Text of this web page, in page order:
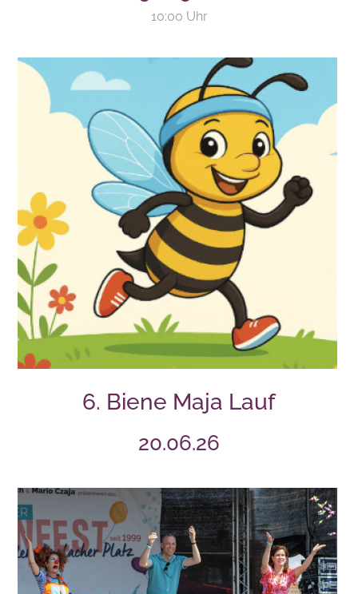
10:00 Uhr
6. Biene Maja Lauf
20.06.26